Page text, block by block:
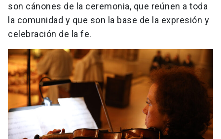
son cánones de la ceremonia, que reúnen a toda
la comunidad y que son la base de la expresión y
celebración de la fe.